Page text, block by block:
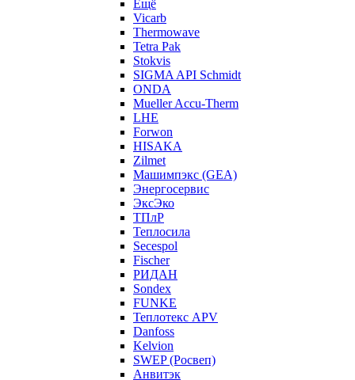
Ещё
Vicarb
Thermowave
Tetra Pak
Stokvis
SIGMA API Schmidt
ONDA
Mueller Accu-Therm
LHE
Forwon
HISAKA
Zilmet
Машимпэкс (GEA)
Энергосервис
ЭксЭко
ТПлР
Теплосила
Secespol
Fischer
РИДАН
Sondex
FUNKE
Теплотекс APV
Danfoss
Kelvion
SWEP (Росвеп)
Анвитэк